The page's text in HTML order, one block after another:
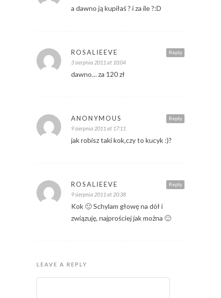
a dawno ją kupiłaś ? i za ile ?:D
Reply
ROSALIEEVE
3 sierpnia 2011 at 10:04
dawno… za 120 zł
Reply
ANONYMOUS
9 sierpnia 2011 at 17:11
jak robisz taki kok,czy to kucyk :)?
Reply
ROSALIEEVE
9 sierpnia 2011 at 20:38
Kok 🙂 Schylam głowę na dół i
związuję, najprościej jak można 🙂
LEAVE A REPLY